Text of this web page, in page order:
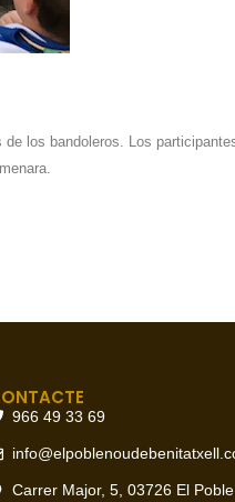
los bandoleros. Los
966 49 33 69
Carrer Major, 5, 03726 El